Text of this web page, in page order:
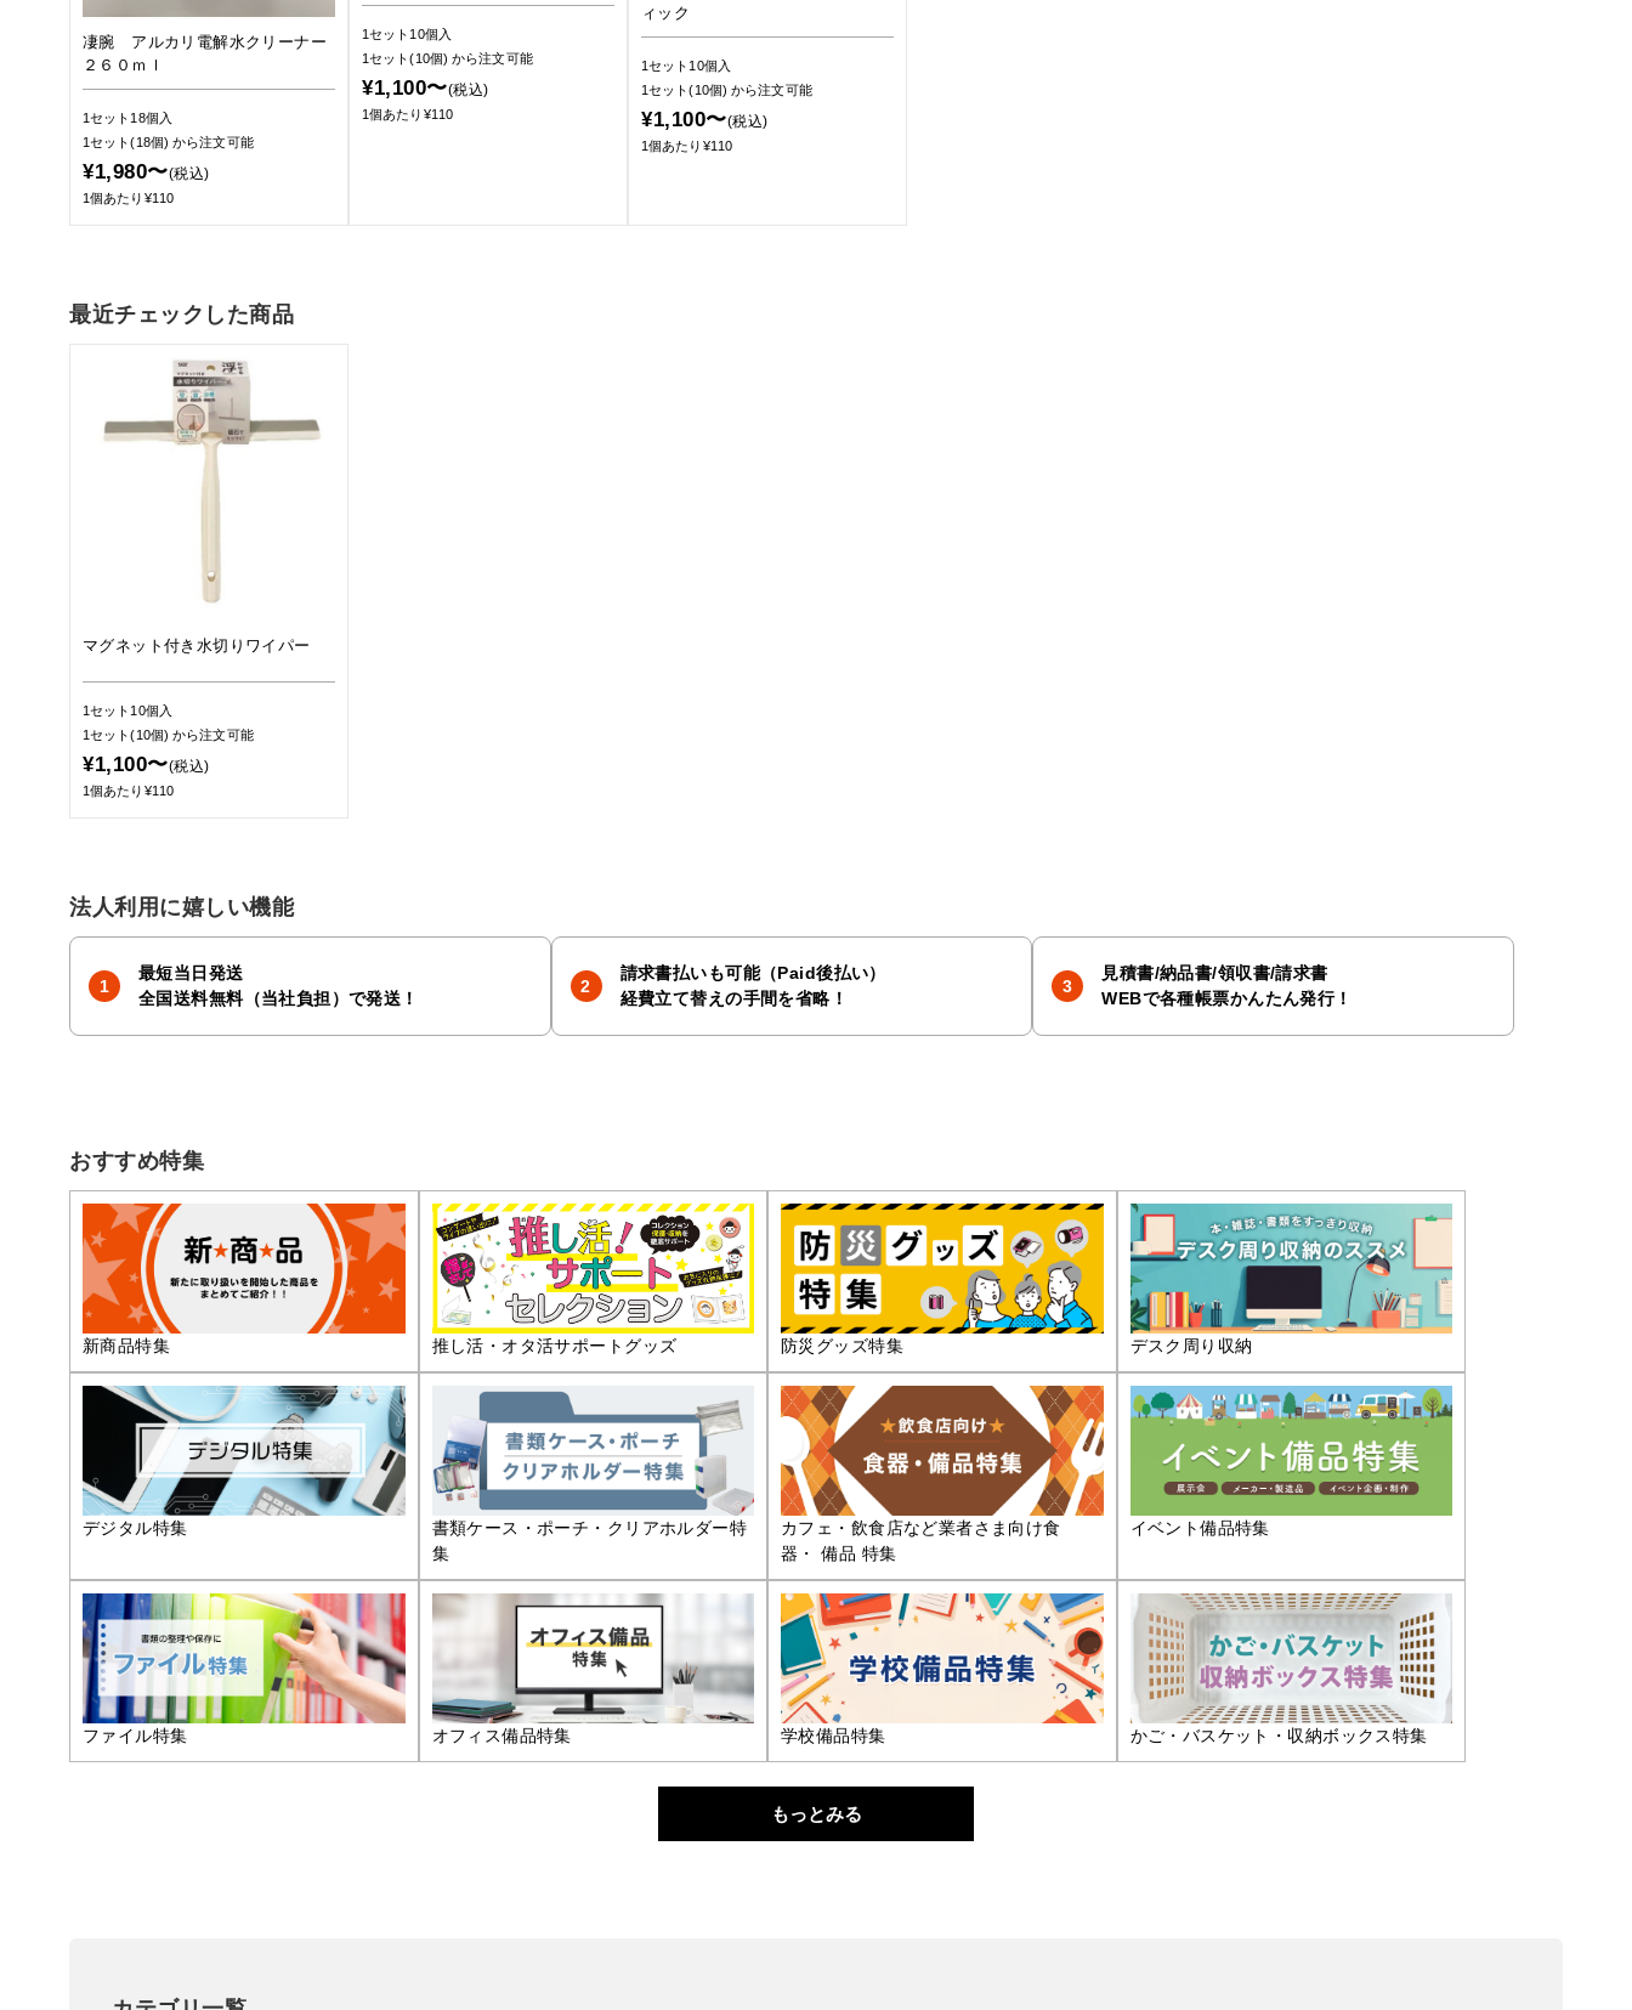
凄腕 アルカリ電解水クリーナー
２６０ｍｌ
1セット18個入
1セット(18個)から注文可能
¥1,980〜(税込)
1個あたり¥110
1セット10個入
1セット(10個)から注文可能
¥1,100〜(税込)
1個あたり¥110
ィック
1セット10個入
1セット(10個)から注文可能
¥1,100〜(税込)
1個あたり¥110
最近チェックした商品
マグネット付き水切りワイパー
1セット10個入
1セット(10個)から注文可能
¥1,100〜(税込)
1個あたり¥110
法人利用に嬉しい機能
最短当日発送
全国送料無料（当社負担）で発送！
請求書払いも可能（Paid後払い）
経費立て替えの手間を省略！
見積書/納品書/領収書/請求書
WEBで各種帳票かんたん発行！
おすすめ特集
新商品特集 推し活・オタ活サポートグッズ 防災グッズ特集 デスク周り収納
デジタル特集
書類ケース・ポーチ・クリアホルダー特
集
カフェ・飲食店など業者さま向け食
器・ 備品 特集
イベント備品特集
ファイル特集 オフィス備品特集 学校備品特集 かご・バスケット・収納ボックス特集
もっとみる